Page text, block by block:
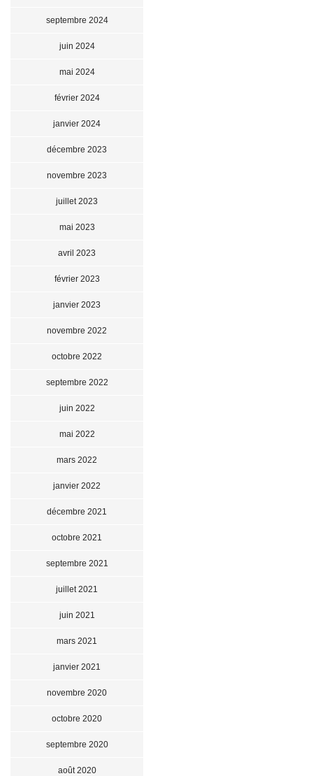
septembre 2024
juin 2024
mai 2024
février 2024
janvier 2024
décembre 2023
novembre 2023
juillet 2023
mai 2023
avril 2023
février 2023
janvier 2023
novembre 2022
octobre 2022
septembre 2022
juin 2022
mai 2022
mars 2022
janvier 2022
décembre 2021
octobre 2021
septembre 2021
juillet 2021
juin 2021
mars 2021
janvier 2021
novembre 2020
octobre 2020
septembre 2020
août 2020